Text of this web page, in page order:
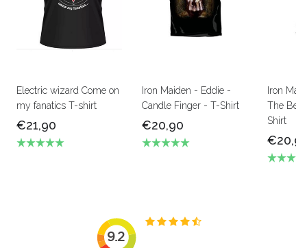
Electric wizard Come on
my fanatics T-shirt
€21,90
Iron Maiden - Eddie -
Candle Finger - T-Shirt
€20,90
Iron
The
Shirt